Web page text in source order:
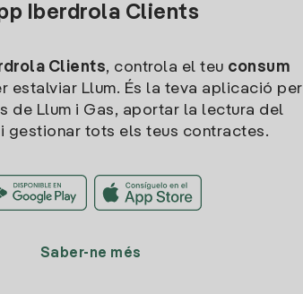
Iberdrola Clients
Clients, controla el teu consum
estalviar Llum. És la teva aplicació per
de Llum i Gas, aportar la lectura del
gestionar tots els teus contractes.
Saber-ne més